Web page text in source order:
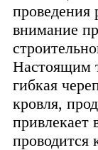
проведения
внимание
Настоящим
гибкая
кровля,
привлекает
проводится